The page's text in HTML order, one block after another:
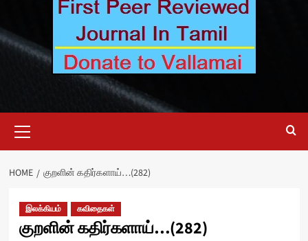
Menu
HOME குறளின் கதிர்களாய்…(282)
இலக்கியம் கவிதைகள்
குறளின் கதிர்களாய்…(282)